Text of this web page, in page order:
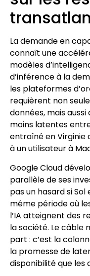
La demande en
connaît une
modèles
d’inférence à la
les plateformes
requièrent non
données, mais
moins latentes
entraîné en Virginie
à un utilisateur à
Google Cloud
parallèle de ses
pas un hasard si
même période où
l’IA atteignent des
la société. Le câble
part : c’est la
la promesse de
disponibilité que les